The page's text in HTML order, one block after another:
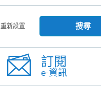
重新設置 搜尋
訂閱
e-資訊